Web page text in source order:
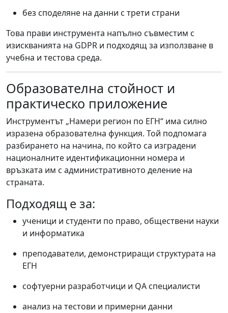
без споделяне на данни с трети страни
Това прави инструмента напълно съвместим с
изискванията на GDPR и подходящ за използване в
учебна и тестова среда.
Образователна стойност и
практическо приложение
Инструментът „Намери регион по ЕГН“ има силно
изразена образователна функция. Той подпомага
разбирането на начина, по който са изградени
националните идентификационни номера и
връзката им с административното деление на
страната.
Подходящ е за:
ученици и студенти по право, обществени науки
и информатика
преподаватели, демонстриращи структурата на
ЕГН
софтуерни разработчици и QA специалисти
анализ на тестови и примерни данни